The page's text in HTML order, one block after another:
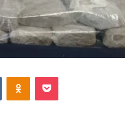
VKontakteOdnoklassniki
Pocket